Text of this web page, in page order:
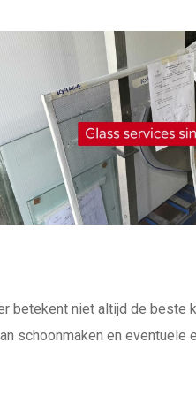
betekent niet altijd de beste
schoonmaken en eventuele